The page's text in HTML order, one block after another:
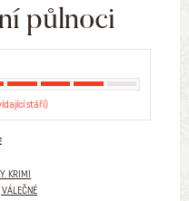
půlnoci
stáří)
KRIMI
VÁLEČNÉ